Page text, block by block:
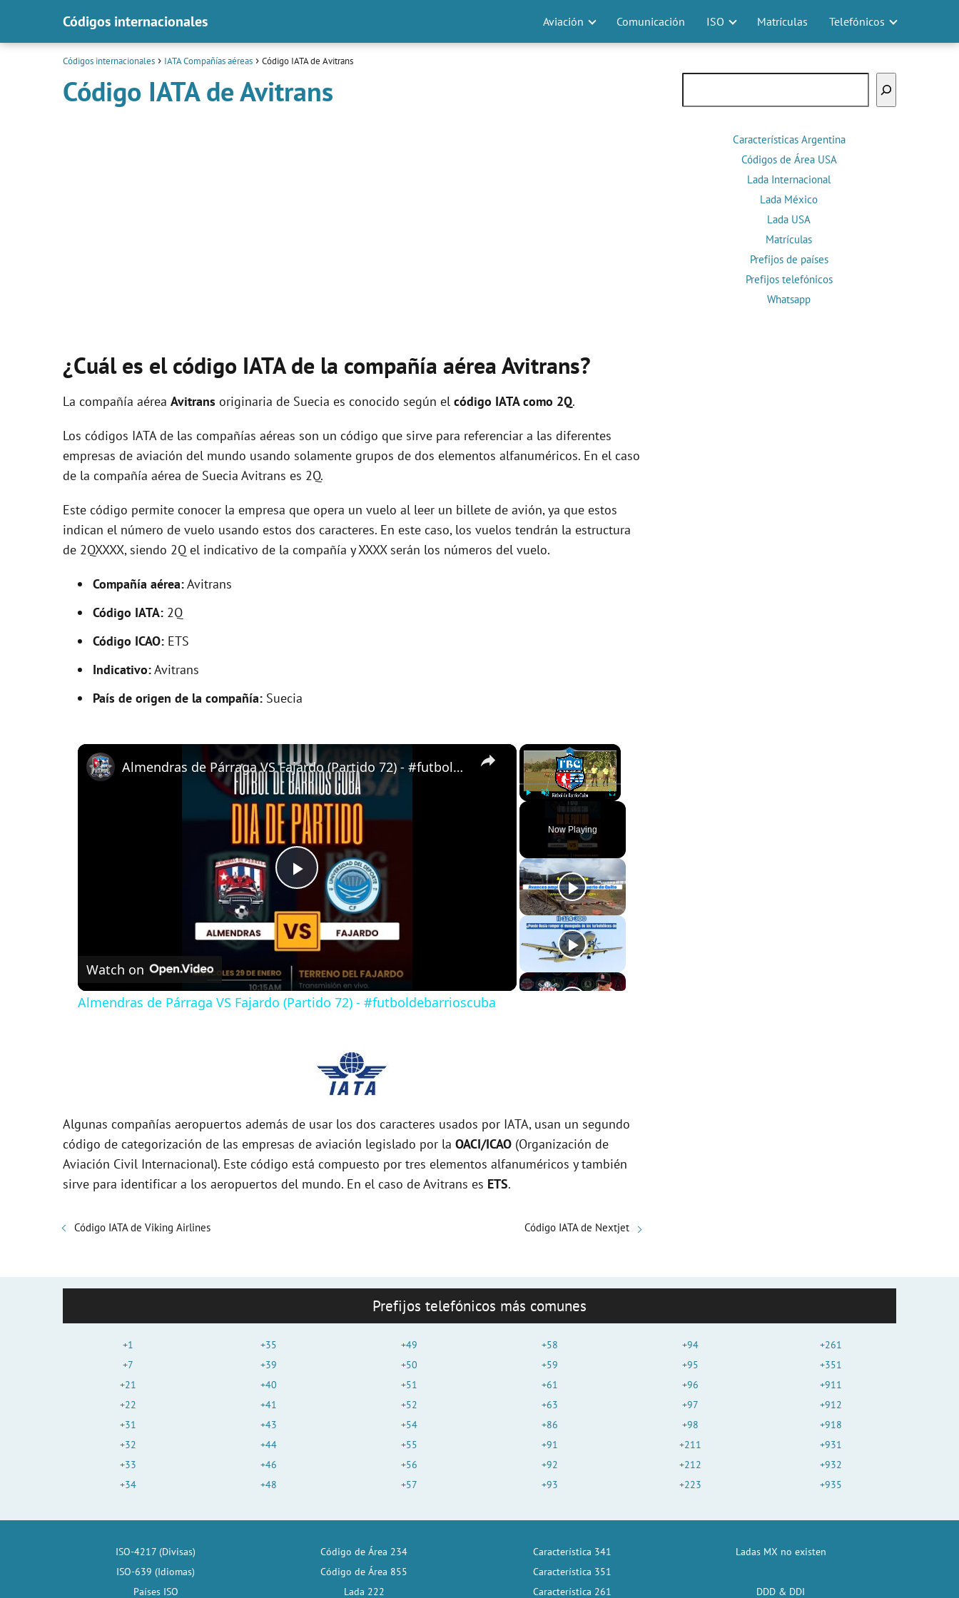
Códigos internacionales Aviación Comunicación ISO Matrículas Telefónicos
Códigos internacionales IATA Compañías aéreas Código IATA de Avitrans
Código IATA de Avitrans
¿Cuál es el código IATA de la compañía aérea Avitrans?
La compañía aérea Avitrans originaria de Suecia es conocido según el código IATA como 2Q.
Los códigos IATA de las compañías aéreas son un código que sirve para referenciar a las diferentes
empresas de aviación del mundo usando solamente grupos de dos elementos alfanuméricos. En el caso
de la compañía aérea de Suecia Avitrans es 2Q.
Este código permite conocer la empresa que opera un vuelo al leer un billete de avión, ya que estos
indican el número de vuelo usando estos dos caracteres. En este caso, los vuelos tendrán la estructura
de 2QXXXX, siendo 2Q el indicativo de la compañía y XXXX serán los números del vuelo.
Compañía aérea:Avitrans
Código IATA: 2Q
Código ICAO: ETS
Indicativo:Avitrans
País de origen de la compañía: Suecia
×
Unmute Fullscreen
Now Playing
×
P
l
a
d
e
Almendras de Párraga VS Fajardo (Partido 72) - #futboldebarrioscuba
Watch on
Almendras de Párraga VS Fajardo (Partido 72) - #futboldebarrioscuba
Algunas compañías aeropuertos además de usar los dos caracteres usados por IATA, usan un segundo
código de categorización de las empresas de aviación legislado por la OACI/ICAO (Organización de
Aviación Civil Internacional). Este código está compuesto por tres elementos alfanuméricos y también
sirve para identificar a los aeropuertos del mundo. En el caso de Avitrans es ETS.
Código IATA de Viking Airlines Código IATA de Nextjet
Características Argentina
Códigos de Área USA
Lada Internacional
Lada México
Lada USA
Matrículas
Prefijos de países
Prefijos telefónicos
Whatsapp
Prefijos telefónicos más comunes
+1
+7
+21
+22
+31
+32
+33
+34
+35
+39
+40
+41
+43
+44
+46
+48
+49
+50
+51
+52
+54
+55
+56
+57
+58
+59
+61
+63
+86
+91
+92
+93
+94
+95
+96
+97
+98
+211
+212
+223
+261
+351
+911
+912
+918
+931
+932
+935
ISO-4217 (Divisas)
ISO-639 (Idiomas)
Países ISO
Código de Área 234
Código de Área 855
Lada 222
Característica 341
Característica 351
Característica 261
Ladas MX no existen
DDD & DDI